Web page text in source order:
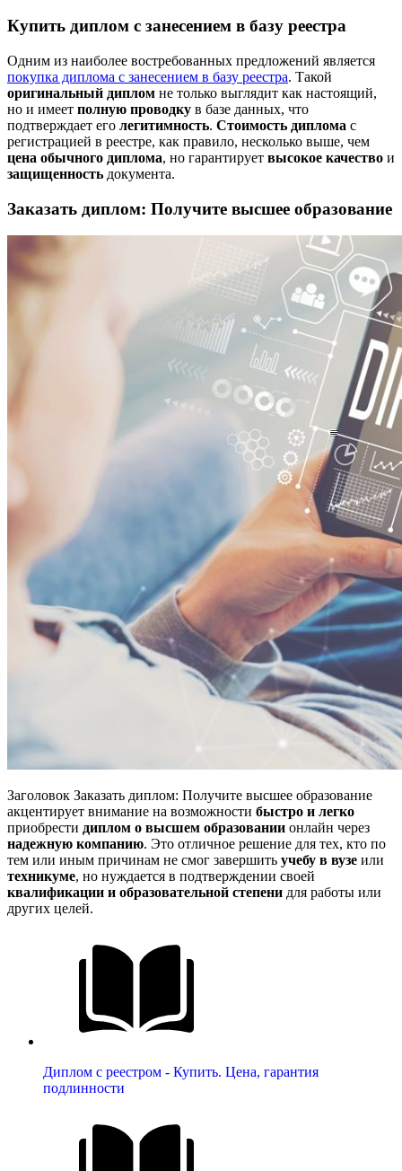
Купить диплом с занесением в базу реестра
Одним из наиболее востребованных предложений является
покупка диплома с занесением в базу реестра. Такой
оригинальный диплом не только выглядит как настоящий,
но и имеет полную проводку в базе данных, что
подтверждает его легитимность. Стоимость диплома с
регистрацией в реестре, как правило, несколько выше, чем
цена обычного диплома, но гарантирует высокое качество и
защищенность документа.
Заказать диплом: Получите высшее образование
Заголовок Заказать диплом: Получите высшее образование
акцентирует внимание на возможности быстро и легко
приобрести диплом о высшем образовании онлайн через
надежную компанию. Это отличное решение для тех, кто по
тем или иным причинам не смог завершить учебу в вузе или
техникуме, но нуждается в подтверждении своей
квалификации и образовательной степени для работы или
других целей.
Диплом с реестром - Купить. Цена, гарантия
подлинности